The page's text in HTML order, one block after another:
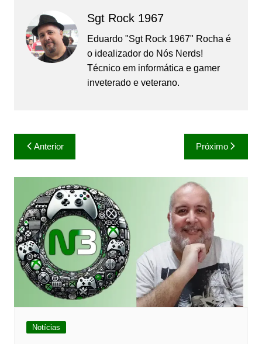
Sgt Rock 1967
Eduardo "Sgt Rock 1967" Rocha é
o idealizador do Nós Nerds!
Técnico em informática e gamer
inveterado e veterano.
Navegação
de
Post
Anterior Próximo
Notícias